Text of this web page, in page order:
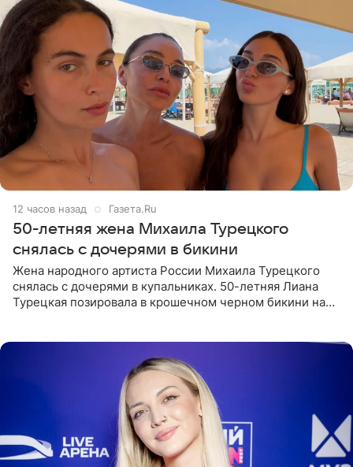
12 часов назад Газета.Ru
50-летняя жена Михаила Турецкого
снялась с дочерями в бикини
Жена народного артиста России Михаила Турецкого
снялась с дочерями в купальниках. 50-летняя Лиана
Турецкая позировала в крошечном черном бикини на